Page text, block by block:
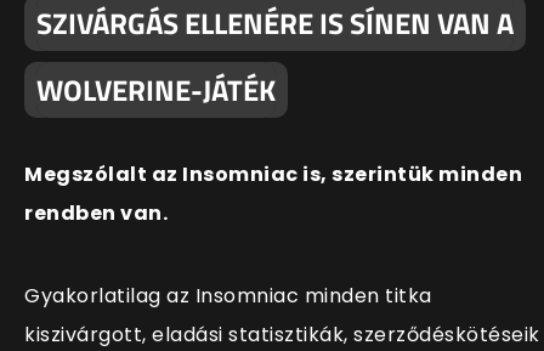
SZIVÁRGÁS ELLENÉRE IS SÍNEN VAN A
WOLVERINE-JÁTÉK
Megszólalt az Insomniac is, szerintük minden
rendben van.
Gyakorlatilag az Insomniac minden titka
kiszivárgott, eladási statisztikák, szerződéskötéseik